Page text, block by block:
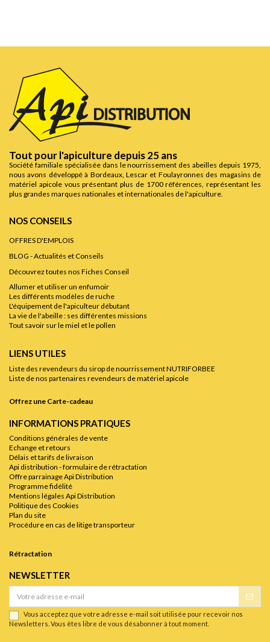
Tout pour l'apiculture depuis 25 ans
Société familiale spécialisée dans le nourrissement des abeilles depuis 1975,
nous avons développé à Bordeaux, Lescar et Foulayronnes des magasins de
matériel apicole vous présentant plus de 1700 références, représentant les
plus grandes marques nationales et internationales de l'apiculture.
NOS CONSEILS
OFFRES D'EMPLOIS
BLOG - Actualités et Conseils
Découvrez toutes nos Fiches Conseil
Allumer et utiliser un enfumoir
Les différents modèles de ruche
L'équipement de l'apiculteur débutant
La vie de l'abeille : ses différentes missions
Tout savoir sur le miel et le pollen
LIENS UTILES
Liste des revendeurs du sirop de nourrissement NUTRIFORBEE
Liste de nos partenaires revendeurs de matériel apicole
Offrez une Carte-cadeau
INFORMATIONS PRATIQUES
Conditions générales de vente
Echange et retours
Délais et tarifs de livraison
Api distribution - formulaire de rétractation
Offre parrainage Api Distribution
Programme fidélité
Mentions légales Api Distribution
Politique des Cookies
Plan du site
Procédure en cas de litige transporteur
Rétractation
NEWSLETTER
Vous acceptez que votre adresse e-mail soit utilisée pour recevoir nos
Newsletters. Vous êtes libre de vous désabonner à tout moment.